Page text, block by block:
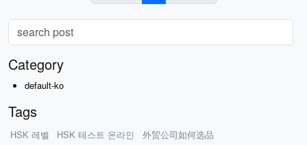
Category
default-ko
Tags
HSK 레벨 HSK 테스트 온라인
外贸公司如何选品